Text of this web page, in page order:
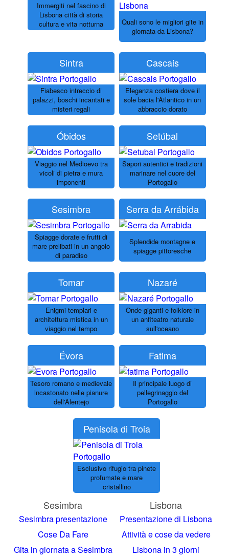
Immergiti nel fascino di
Lisbona città di storia
cultura e vita notturna
Quali sono le migliori gite in
giornata da Lisbona?
Sintra
Fiabesco intreccio di
palazzi, boschi incantati e
misteri regali
Cascais
Eleganza costiera dove il
sole bacia l'Atlantico in un
abbraccio dorato
Óbidos
Viaggio nel Medioevo tra
vicoli di pietra e mura
imponenti
Setúbal
Sapori autentici e tradizioni
marinare nel cuore del
Portogallo
Sesimbra
Spiagge dorate e frutti di
mare prelibati in un angolo
di paradiso
Serra da Arrábida
Splendide montagne e
spiagge pittoresche
Tomar
Enigmi templari e
architettura mistica in un
viaggio nel tempo
Nazaré
Onde giganti e folklore in
un anfiteatro naturale
sull'oceano
Évora
Tesoro romano e medievale
incastonato nelle pianure
dell'Alentejo
Fatima
Il principale luogo di
pellegrinaggio del
Portogallo
Penisola di Troia
Esclusivo rifugio tra pinete
profumate e mare
cristallino
Sesimbra
Sesimbra presentazione
Cose Da Fare
Gita in giornata a Sesimbra
Lisbona
Presentazione di Lisbona
Attività e cose da vedere
Lisbona in 3 giorni